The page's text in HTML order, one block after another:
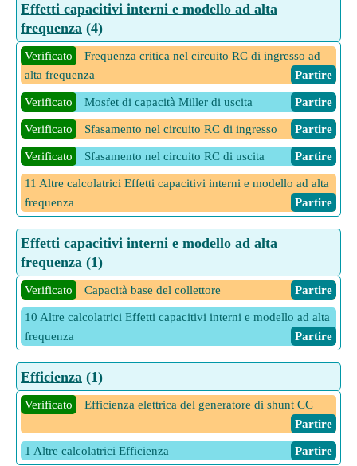
Effetti capacitivi interni e modello ad alta
frequenza (4)
Verificato
Frequenza critica nel circuito RC di ingresso ad
alta frequenza
Partire
Verificato Mosfet di capacità Miller di uscita Partire
Verificato Sfasamento nel circuito RC di ingresso Partire
Verificato Sfasamento nel circuito RC di uscita Partire
11 Altre calcolatrici Effetti capacitivi interni e modello ad alta
frequenza
Partire
Effetti capacitivi interni e modello ad alta
frequenza (1)
Verificato Capacità base del collettore Partire
10 Altre calcolatrici Effetti capacitivi interni e modello ad alta
frequenza
Partire
Efficienza (1)
Verificato
Efficienza elettrica del generatore di shunt CC
Partire
1 Altre calcolatrici Efficienza Partire